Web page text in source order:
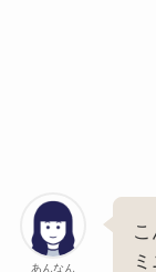
あんなん